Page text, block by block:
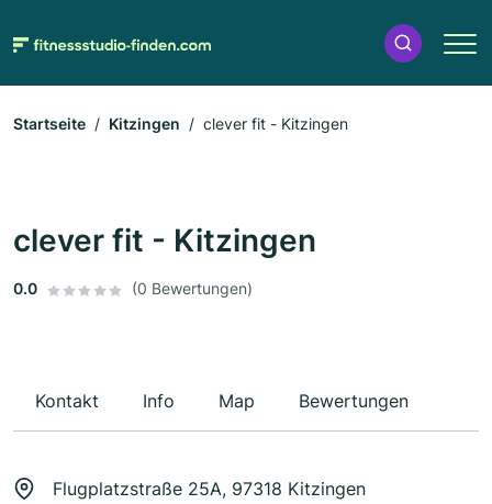
Startseite Kitzingen clever fit - Kitzingen
clever fit - Kitzingen
0.0 (0 Bewertungen)
Kontakt Info Map Bewertungen
Flugplatzstraße 25A, 97318 Kitzingen